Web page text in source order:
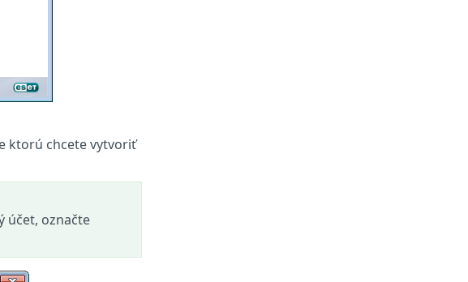
ktorú chcete vytvoriť
účet, označte